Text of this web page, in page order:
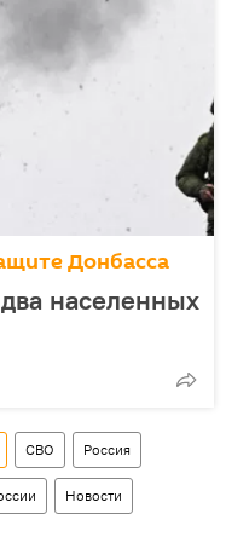
Донбасса
населенных
СВО Россия
Новости